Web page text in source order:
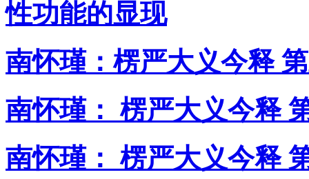
性功能的显现
南怀瑾：楞严大义今释
南怀瑾： 楞严大义今释
南怀瑾： 楞严大义今释